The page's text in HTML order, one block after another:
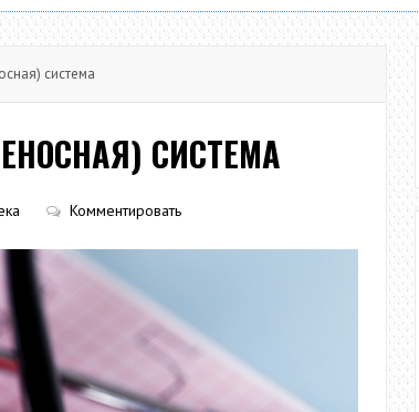
система
СИСТЕМА
Комментировать